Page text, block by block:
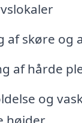
af skøre og
af hårde
og